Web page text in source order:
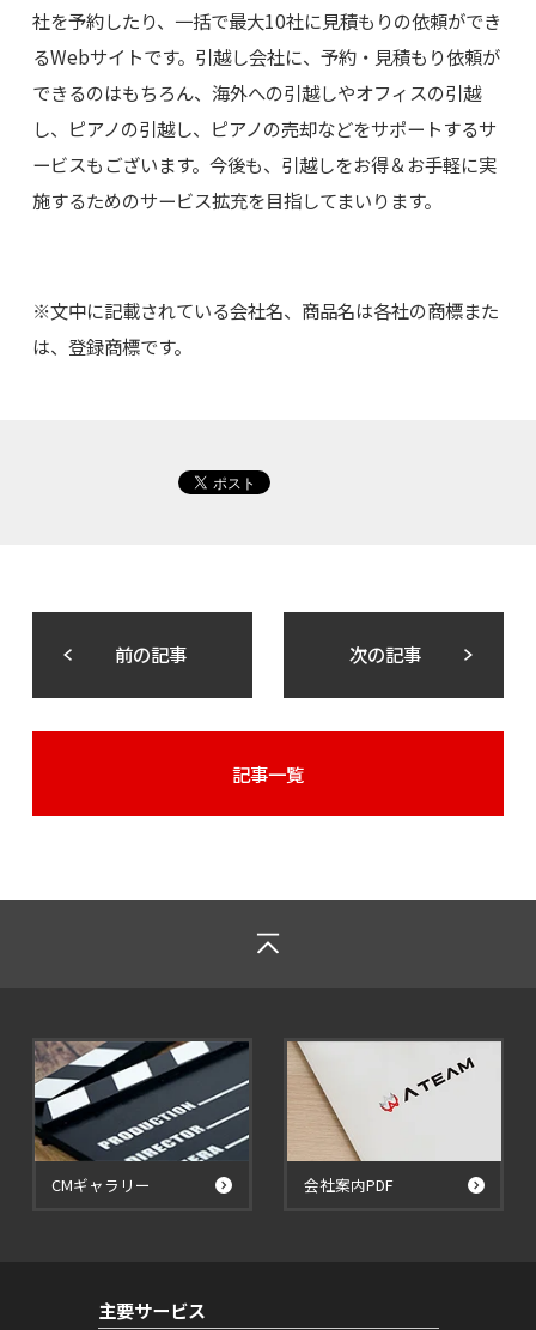
社を予約したり、一括で最大10社に見積もりの依頼ができ
るWebサイトです。引越し会社に、予約・見積もり依頼が
できるのはもちろん、海外への引越しやオフィスの引越
し、ピアノの引越し、ピアノの売却などをサポートするサ
ービスもございます。今後も、引越しをお得＆お手軽に実
施するためのサービス拡充を目指してまいります。
※文中に記載されている会社名、商品名は各社の商標また
は、登録商標です。
前の記事 次の記事
記事一覧
CMギャラリー 会社案内PDF
主要サービス